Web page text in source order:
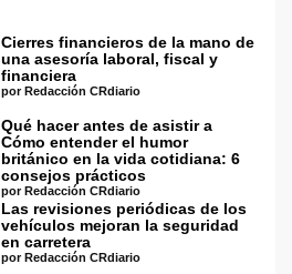
Cierres financieros de la mano de
una asesoría laboral, fiscal y
financiera
por Redacción CRdiario
Qué hacer antes de asistir a
Cómo entender el humor
británico en la vida cotidiana: 6
consejos prácticos
por Redacción CRdiario
Las revisiones periódicas de los
vehículos mejoran la seguridad
en carretera
por Redacción CRdiario